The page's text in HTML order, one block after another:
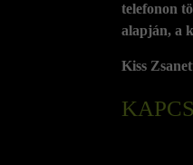
telefonon
alapján, a
Kiss